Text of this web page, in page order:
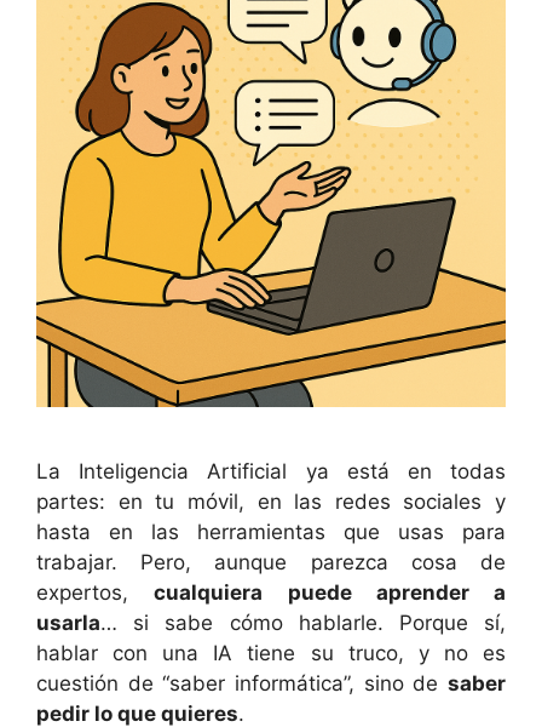
La Inteligencia Artificial ya está en todas
partes: en tu móvil, en las redes sociales y
hasta en las herramientas que usas para
trabajar. Pero, aunque parezca cosa de
expertos,cualquiera puede aprender a
usarla… si sabe cómo hablarle. Porque sí,
hablar con una IA tiene su truco, y no es
cuestión de “saber informática”, sino de saber
pedir lo que quieres.